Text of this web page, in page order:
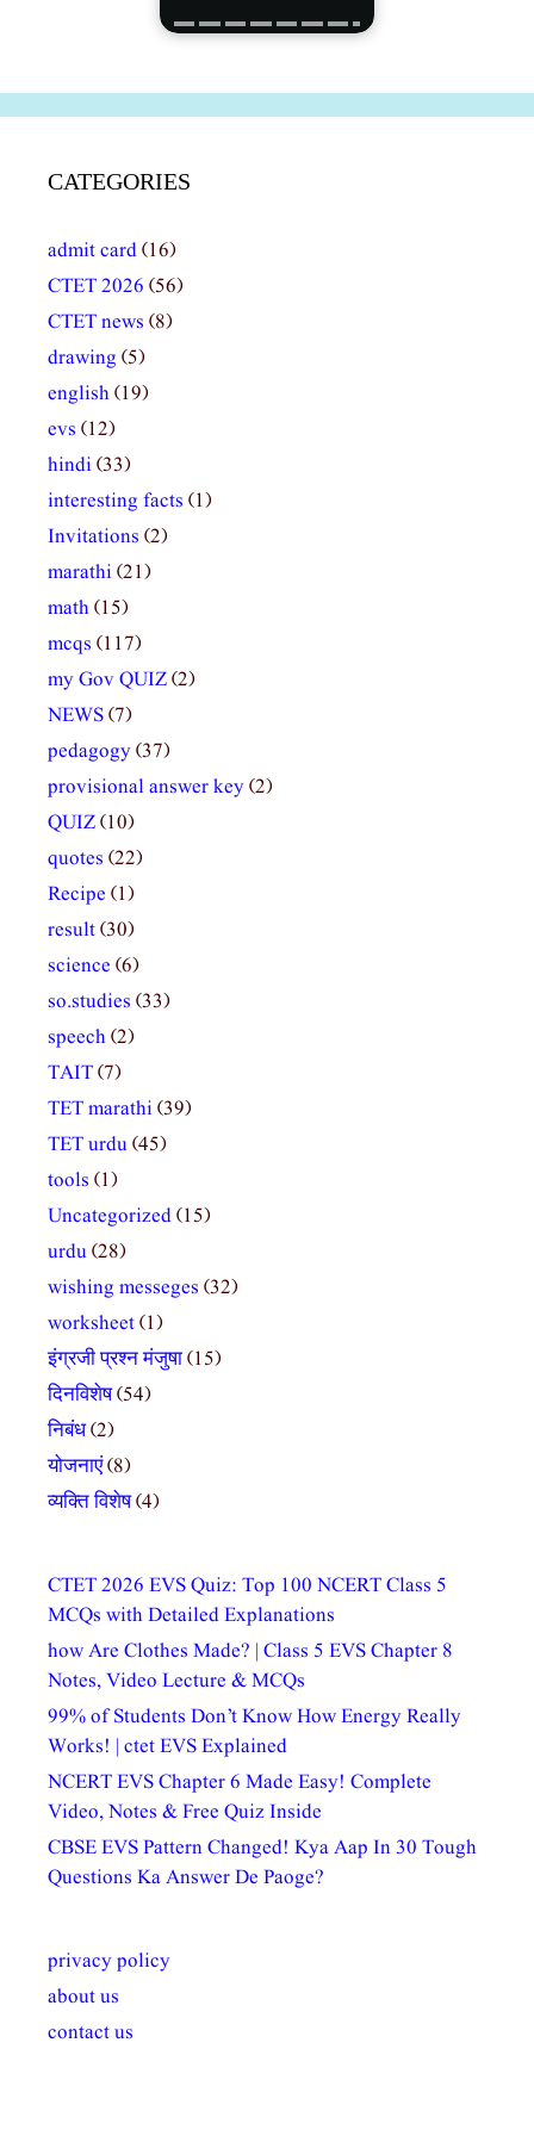
CATEGORIES
admit card(16)
CTET 2026 (56)
CTET news (8)
drawing (5)
english(19)
evs (12)
hindi(33)
interesting facts (1)
Invitations (2)
marathi(21)
math(15)
mcqs (117)
my Gov QUIZ(2)
NEWS(7)
pedagogy(37)
provisional answer key(2)
QUIZ(10)
quotes (22)
Recipe (1)
result(30)
science (6)
so.studies (33)
speech(2)
TAIT(7)
TET marathi(39)
TET urdu(45)
tools (1)
Uncategorized(15)
urdu(28)
wishing messeges (32)
worksheet(1)
इंग्रजी प्रश्न मंजुषा(15)
दिनविशेष(54)
निबंध(2)
योजनाएं(8)
व्यक्ति विशेष(4)
CTET 2026 EVS Quiz: Top 100 NCERT Class 5
MCQs with Detailed Explanations
how Are Clothes Made? | Class 5 EVS Chapter 8
Notes, Video Lecture & MCQs
99% of Students Don’t Know How Energy Really
Works! | ctet EVS Explained
NCERT EVS Chapter 6 Made Easy! Complete
Video, Notes & Free Quiz Inside
CBSE EVS Pattern Changed! Kya Aap In 30 Tough
Questions Ka Answer De Paoge?
privacy policy
about us
contact us